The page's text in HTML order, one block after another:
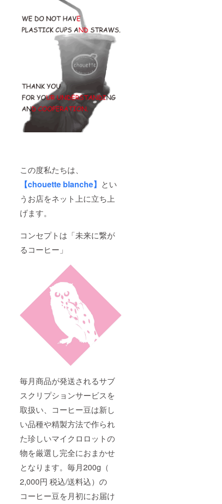
この度私たちは、
【chouette blanche】 とい
うお店をネット上に立ち上
げます。
コンセプトは「未来に繋が
るコーヒー」
毎月商品が発送されるサブ
スクリプションサービスを
取扱い、コーヒー豆は新し
い品種や精製方法で作られ
た珍しいマイクロロットの
物を厳選し完全におまかせ
となります。毎月200g（
2,000円 税込/送料込）の
コーヒー豆を月初にお届け